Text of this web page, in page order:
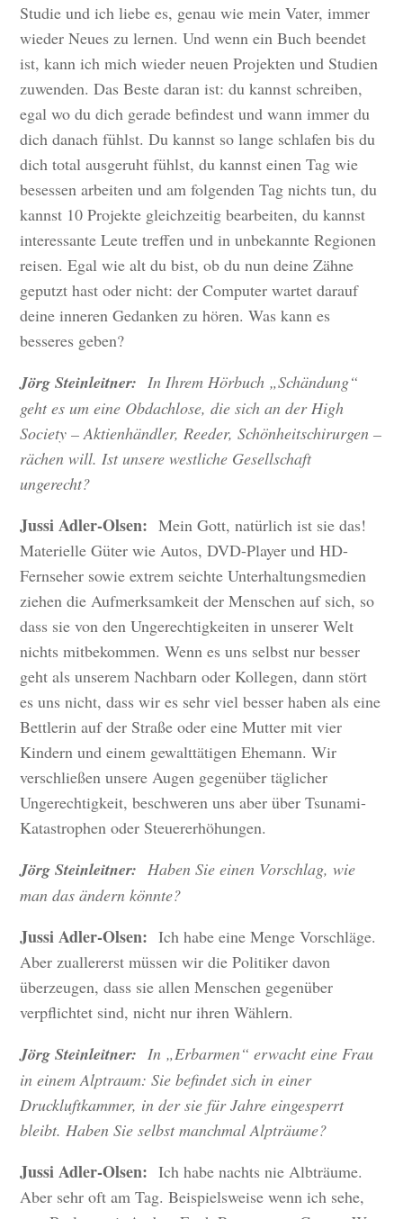
Studie und ich liebe es, genau wie mein Vater, immer
wieder Neues zu lernen. Und wenn ein Buch beendet
ist, kann ich mich wieder neuen Projekten und Studien
zuwenden. Das Beste daran ist: du kannst schreiben,
egal wo du dich gerade befindest und wann immer du
dich danach fühlst. Du kannst so lange schlafen bis du
dich total ausgeruht fühlst, du kannst einen Tag wie
besessen arbeiten und am folgenden Tag nichts tun, du
kannst 10 Projekte gleichzeitig bearbeiten, du kannst
interessante Leute treffen und in unbekannte Regionen
reisen. Egal wie alt du bist, ob du nun deine Zähne
geputzt hast oder nicht: der Computer wartet darauf
deine inneren Gedanken zu hören. Was kann es
besseres geben?
Jörg Steinleitner: In Ihrem Hörbuch „Schändung“
geht es um eine Obdachlose, die sich an der High
Society – Aktienhändler, Reeder, Schönheitschirurgen –
rächen will. Ist unsere westliche Gesellschaft
ungerecht?
Jussi Adler-Olsen: Mein Gott, natürlich ist sie das!
Materielle Güter wie Autos, DVD-Player und HD-
Fernseher sowie extrem seichte Unterhaltungsmedien
ziehen die Aufmerksamkeit der Menschen auf sich, so
dass sie von den Ungerechtigkeiten in unserer Welt
nichts mitbekommen. Wenn es uns selbst nur besser
geht als unserem Nachbarn oder Kollegen, dann stört
es uns nicht, dass wir es sehr viel besser haben als eine
Bettlerin auf der Straße oder eine Mutter mit vier
Kindern und einem gewalttätigen Ehemann. Wir
verschließen unsere Augen gegenüber täglicher
Ungerechtigkeit, beschweren uns aber über Tsunami-
Katastrophen oder Steuererhöhungen.
Jörg Steinleitner:Haben Sie einen Vorschlag, wie
man das ändern könnte?
Jussi Adler-Olsen: Ich habe eine Menge Vorschläge.
Aber zuallererst müssen wir die Politiker davon
überzeugen, dass sie allen Menschen gegenüber
verpflichtet sind, nicht nur ihren Wählern.
Jörg Steinleitner: In „Erbarmen“ erwacht eine Frau
in einem Alptraum: Sie befindet sich in einer
Druckluftkammer, in der sie für Jahre eingesperrt
bleibt. Haben Sie selbst manchmal Alpträume?
Jussi Adler-Olsen: Ich habe nachts nie Albträume.
Aber sehr oft am Tag. Beispielsweise wenn ich sehe,